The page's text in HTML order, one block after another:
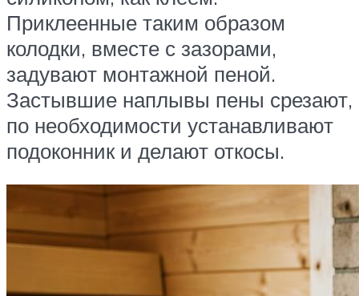
Приклеенные таким образом
колодки, вместе с зазорами,
задувают монтажной пеной.
Застывшие наплывы пены срезают,
по необходимости устанавливают
подоконник и делают откосы.